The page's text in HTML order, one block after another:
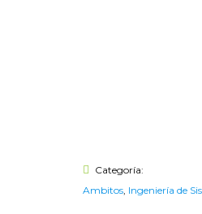
Categoría:
Ambitos, Ingeniería de